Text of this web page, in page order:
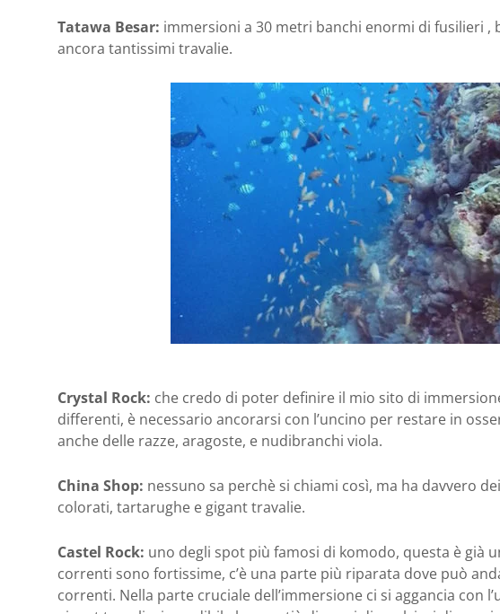
Tatawa Besar: immersioni a 30 metri banchi enormi di fusilieri ,
ancora tantissimi travalie.
Crystal Rock: che credo di poter definire il mio sito di
differenti, è necessario ancorarsi con l’uncino per restare in
anche delle razze, aragoste, e nudibranchi viola.
China Shop: nessuno sa perchè si chiami così, ma ha davvero
colorati, tartarughe e gigant travalie.
Castel Rock: uno degli spot più famosi di komodo, questa è già
correnti sono fortissime, c’è una parte più riparata dove può
correnti. Nella parte cruciale dell’immersione ci si aggancia con